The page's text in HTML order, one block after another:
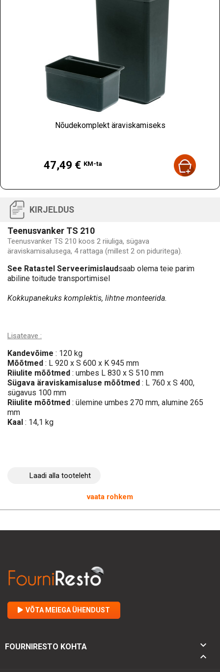
Nõudekomplekt äraviskamiseks
47,49 € KM-ta
KIRJELDUS
Teenusvanker TS 210
Teenusvanker TS 210 koos 2 riiuliga, sügava
äraviskamisalusega, 4 rattaga (millest 2 on piduritega).
See Ratastel Serveerimislaudsaab olema teie parim
abiline toitude transportimisel
Kokkupanekuks komplektis, lihtne monteerida.
Lisateave :
Kandevõime : 120 kg
Mõõtmed : L 920 x S 600 x K 945 mm
Riiulite mõõtmed : umbes L 830 x S 510 mm
Sügava äraviskamisaluse mõõtmed : L 760 x S 400,
sügavus 100 mm
Riiulite mõõtmed : ülemine umbes 270 mm, alumine 265
mm
Kaal : 14,1 kg
Laadi alla tooteleht
vaata rohkem
VÕTA MEIEGA ÜHENDUST
FOURNIRESTO KOHTA

